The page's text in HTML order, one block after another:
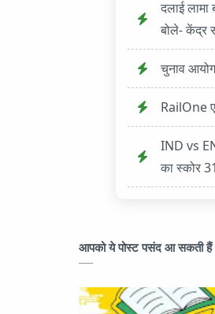
दलाई लामा
बोले- केंद्र
चुनाव
RailOne
IND vs
का स्कोर
आपको ये पोस्ट पसंद आ सकती हैं